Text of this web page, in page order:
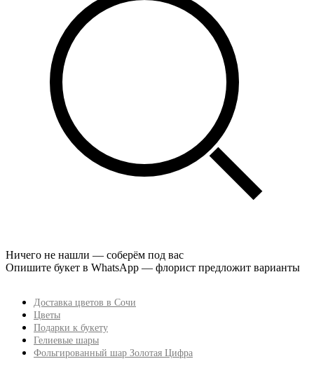
Ничего не нашли — соберём под вас
Опишите букет в WhatsApp — флорист предложит варианты
Доставка цветов в Сочи
Цветы
Подарки к букету
Гелиевые шары
Фольгированный шар Золотая Цифра